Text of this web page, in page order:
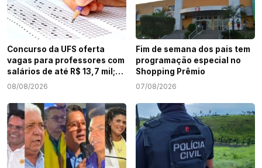
Concurso da UFS oferta
vagas para professores com
salários de até R$ 13,7 mil;
veja como participar
08/08/2026
Fim de semana dos pais tem
programação especial no
Shopping Prêmio
07/08/2026